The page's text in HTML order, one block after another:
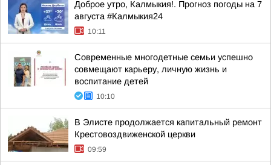
Доброе утро, Калмыкия!. Прогноз погоды на 7
августа #Калмыкия24
10:11
Современные многодетные семьи успешно
совмещают карьеру, личную жизнь и
воспитание детей
10:10
В Элисте продолжается капитальный ремонт
Крестовоздвиженской церкви
09:59